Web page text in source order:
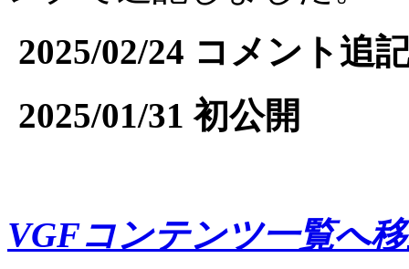
2025/02/24 コメント追
2025/01/31 初公開
VGFコンテンツ一覧へ